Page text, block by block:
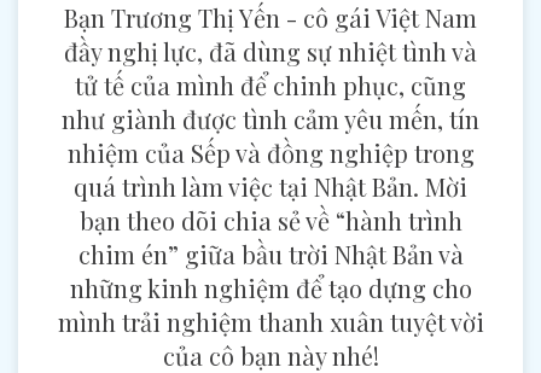
Bạn Trương Thị Yến - cô gái Việt Nam
đầy nghị lực, đã dùng sự nhiệt tình và
tử tế của mình để chinh phục, cũng
như giành được tình cảm yêu mến, tín
nhiệm của Sếp và đồng nghiệp trong
quá trình làm việc tại Nhật Bản. Mời
bạn theo dõi chia sẻ về “hành trình
chim én” giữa bầu trời Nhật Bản và
những kinh nghiệm để tạo dựng cho
mình trải nghiệm thanh xuân tuyệt vời
của cô bạn này nhé!